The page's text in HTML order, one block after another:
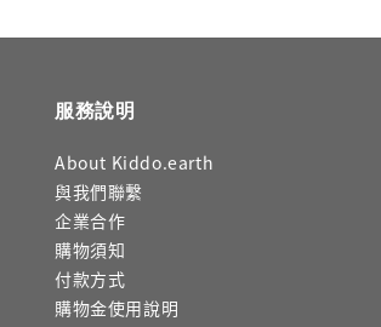
服務說明
About Kiddo.earth
與我們聯繫
企業合作
購物須知
付款方式
購物金使用說明